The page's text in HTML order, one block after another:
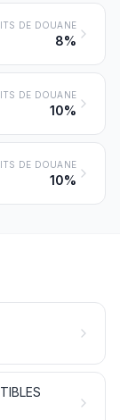
DE DOUANE
8%
DE DOUANE
10%
DE DOUANE
10%